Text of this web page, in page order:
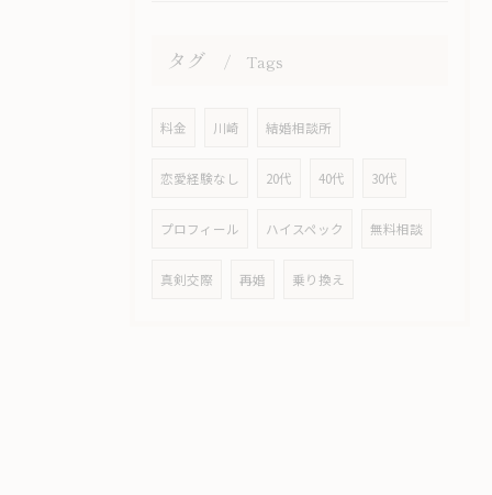
タグ Tags
料金 川崎 結婚相談所
恋愛経験なし 20代 40代 30代
プロフィール ハイスペック 無料相談
真剣交際 再婚 乗り換え